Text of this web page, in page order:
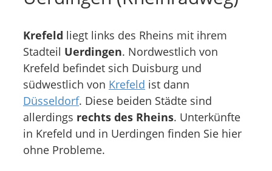
Krefeld liegt links des Rheins mit ihrem
Stadteil Uerdingen. Nordwestlich von
Krefeld befindet sich Duisburg und
südwestlich von Krefeld ist dann
Düsseldorf. Diese beiden Städte sind
allerdings rechts des Rheins. Unterkünfte
in Krefeld und in Uerdingen finden Sie hier
ohne Probleme.